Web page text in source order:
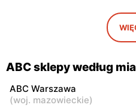
ABC
Warszawa, ul. Grochowska
321
ABC sklepy według
ABC Warszawa
(woj. mazowieckie)